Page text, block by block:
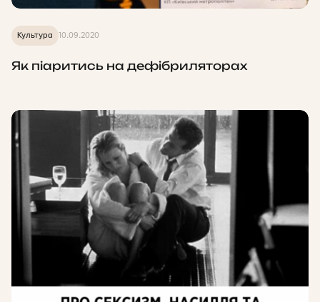
Культура 10.09.2020
Як піаритись на дефібриляторах